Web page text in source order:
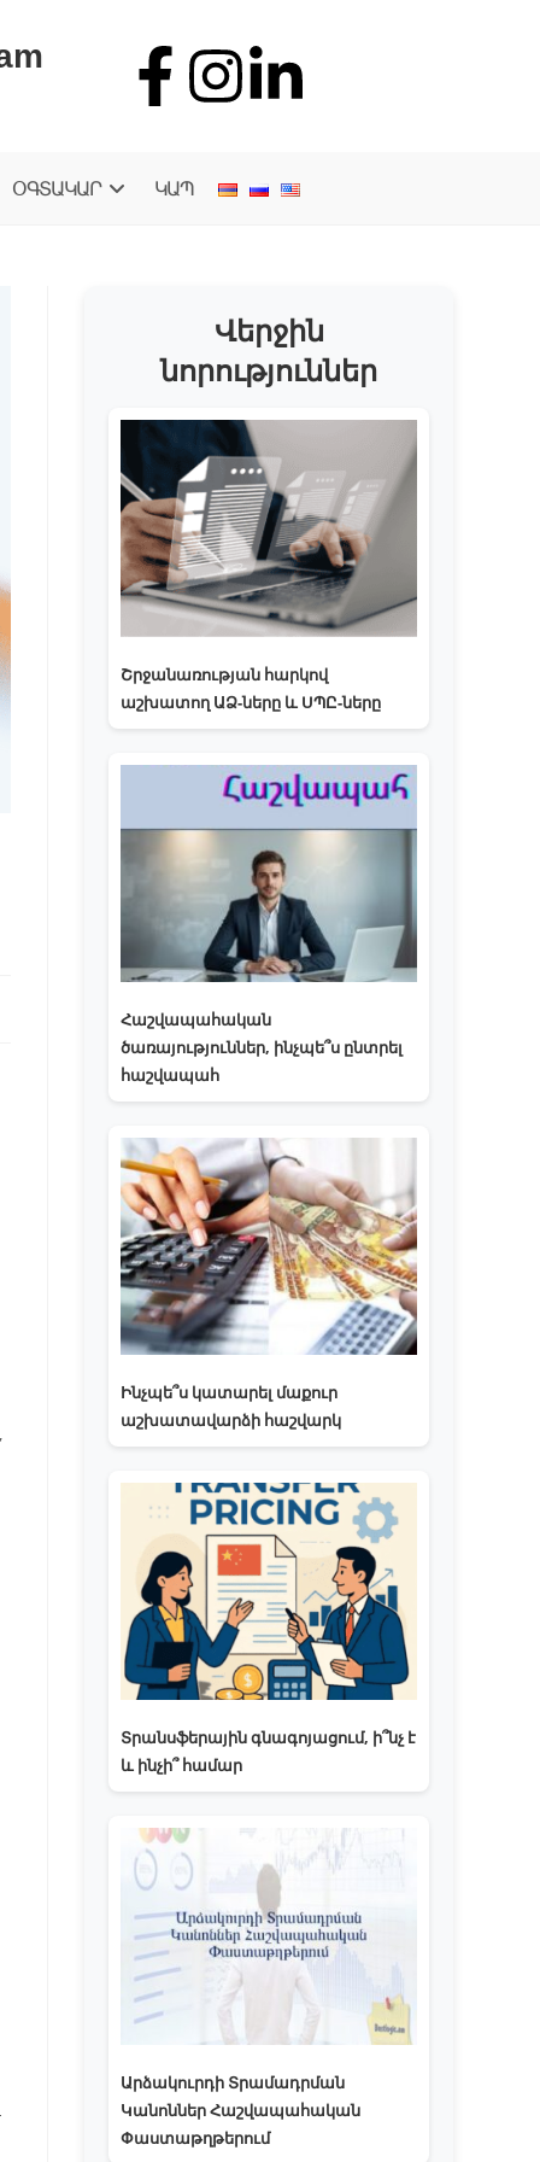
ՕԳՏԱԿԱՐ ԿԱՊ
Վերջին
նորություններ
Շրջանառության հարկով
աշխատող ԱՁ-ները և ՍՊԸ-ները
Հաշվապահական
ծառայություններ, ինչպե՞ս ընտրել
հաշվապահ
Ինչպե՞ս կատարել մաքուր
աշխատավարձի հաշվարկ
Տրանսֆերային գնագոյացում, ի՞նչ է
և ինչի՞ համար
Արձակուրդի Տրամադրման
Կանոններ Հաշվապահական
Փաստաթղթերում